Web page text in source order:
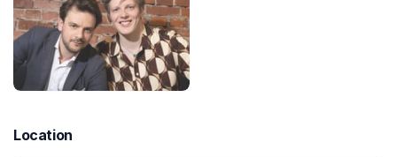
Location